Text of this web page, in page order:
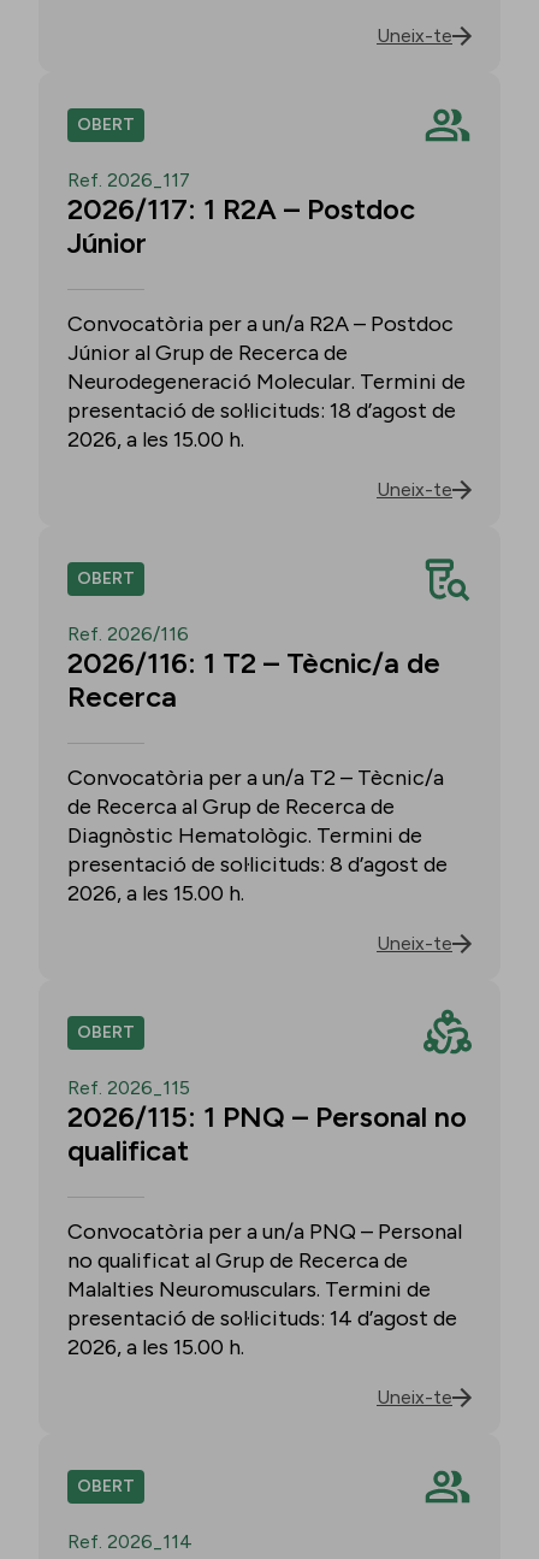
Uneix-te
OBERT
Ref. 2026_117
2026/117: 1 R2A – Postdoc
Júnior
Convocatòria per a un/a R2A – Postdoc
Júnior al Grup de Recerca de
Neurodegeneració Molecular. Termini de
presentació de sol·licituds: 18 d’agost de
2026, a les 15.00 h.
Uneix-te
OBERT
Ref. 2026/116
2026/116: 1 T2 – Tècnic/a de
Recerca
Convocatòria per a un/a T2 – Tècnic/a
de Recerca al Grup de Recerca de
Diagnòstic Hematològic. Termini de
presentació de sol·licituds: 8 d’agost de
2026, a les 15.00 h.
Uneix-te
OBERT
Ref. 2026_115
2026/115: 1 PNQ – Personal no
qualificat
Convocatòria per a un/a PNQ – Personal
no qualificat al Grup de Recerca de
Malalties Neuromusculars. Termini de
presentació de sol·licituds: 14 d’agost de
2026, a les 15.00 h.
Uneix-te
OBERT
Ref. 2026_114